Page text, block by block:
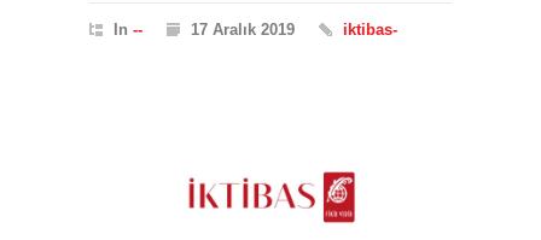
In -- 17 Aralık 2019 iktibas-